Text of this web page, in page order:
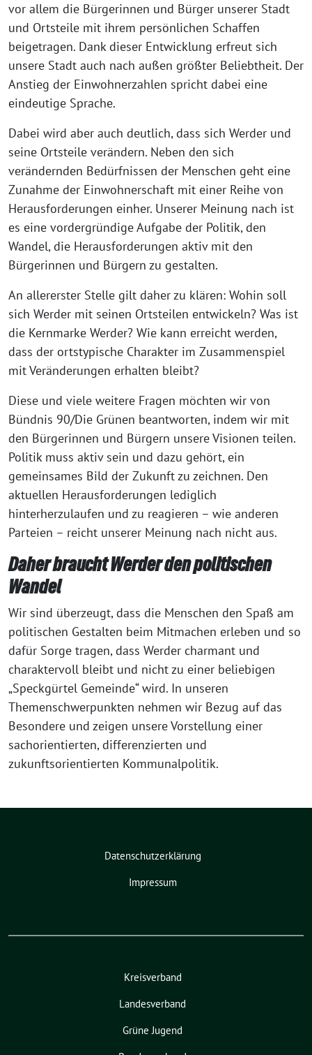
vor allem die Bürgerinnen und Bürger unserer Stadt
und Ortsteile mit ihrem persönlichen Schaffen
beigetragen. Dank dieser Entwicklung erfreut sich
unsere Stadt auch nach außen größter Beliebtheit. Der
Anstieg der Einwohnerzahlen spricht dabei eine
eindeutige Sprache.
Dabei wird aber auch deutlich, dass sich Werder und
seine Ortsteile verändern. Neben den sich
verändernden Bedürfnissen der Menschen geht eine
Zunahme der Einwohnerschaft mit einer Reihe von
Herausforderungen einher. Unserer Meinung nach ist
es eine vordergründige Aufgabe der Politik, den
Wandel, die Herausforderungen aktiv mit den
Bürgerinnen und Bürgern zu gestalten.
An allererster Stelle gilt daher zu klären: Wohin soll
sich Werder mit seinen Ortsteilen entwickeln? Was ist
die Kernmarke Werder? Wie kann erreicht werden,
dass der ortstypische Charakter im Zusammenspiel
mit Veränderungen erhalten bleibt?
Diese und viele weitere Fragen möchten wir von
Bündnis 90/Die Grünen beantworten, indem wir mit
den Bürgerinnen und Bürgern unsere Visionen teilen.
Politik muss aktiv sein und dazu gehört, ein
gemeinsames Bild der Zukunft zu zeichnen. Den
aktuellen Herausforderungen lediglich
hinterherzulaufen und zu reagieren – wie anderen
Parteien – reicht unserer Meinung nach nicht aus.
Daher braucht Werder den politischen
Wandel
Wir sind überzeugt, dass die Menschen den Spaß am
politischen Gestalten beim Mitmachen erleben und so
dafür Sorge tragen, dass Werder charmant und
charaktervoll bleibt und nicht zu einer beliebigen
„Speckgürtel Gemeinde“ wird. In unseren
Themenschwerpunkten nehmen wir Bezug auf das
Besondere und zeigen unsere Vorstellung einer
sachorientierten, differenzierten und
zukunftsorientierten Kommunalpolitik.
Datenschutzerklärung
Impressum
Kreisverband
Landesverband
Grüne Jugend